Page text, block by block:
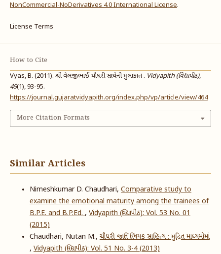
NonCommercial-NoDerivatives 4.0 International License.
License Terms
How to Cite
Vyas, B. (2011). શ્રી વેલજીભાઈ ચૌધરી સાથેની મુલાકાત . Vidyapith (વિદ્યાપીઠ),
49(1), 93-95.
https://journal.gujaratvidyapith.org/index.php/vp/article/view/464
More Citation Formats
Similar Articles
Nimeshkumar D. Chaudhari, Comparative study to
examine the emotional maturity among the trainees of
B.P.E. and B.P.Ed. , Vidyapith (વિદ્યાપીઠ): Vol. 53 No. 01
(2015)
Chaudhari, Nutan M., ચૌધરી જાતિ વિષયક સાહિત્ય : મુદ્રિત માધ્યમોમાં
, Vidyapith (વિદ્યાપીઠ): Vol. 51 No. 3-4 (2013)